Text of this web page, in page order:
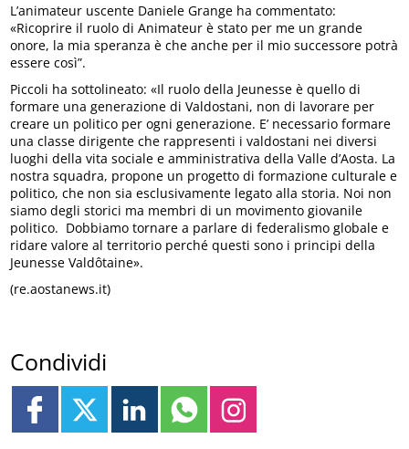
L’animateur uscente Daniele Grange ha commentato:
«Ricoprire il ruolo di Animateur è stato per me un grande
onore, la mia speranza è che anche per il mio successore potrà
essere così”.
Piccoli ha sottolineato: «Il ruolo della Jeunesse è quello di
formare una generazione di Valdostani, non di lavorare per
creare un politico per ogni generazione. E’ necessario formare
una classe dirigente che rappresenti i valdostani nei diversi
luoghi della vita sociale e amministrativa della Valle d’Aosta. La
nostra squadra, propone un progetto di formazione culturale e
politico, che non sia esclusivamente legato alla storia. Noi non
siamo degli storici ma membri di un movimento giovanile
politico. Dobbiamo tornare a parlare di federalismo globale e
ridare valore al territorio perché questi sono i principi della
Jeunesse Valdôtaine».
(re.aostanews.it)
Condividi